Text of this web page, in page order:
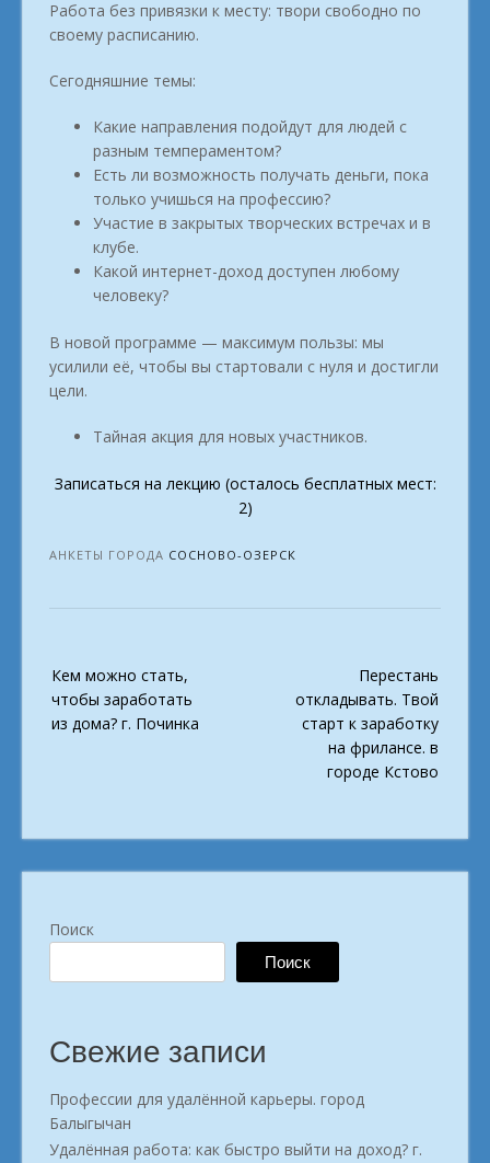
Работа без привязки к месту: твори свободно по
своему расписанию.
Сегодняшние темы:
Какие направления подойдут для людей с
разным темпераментом?
Есть ли возможность получать деньги, пока
только учишься на профессию?
Участие в закрытых творческих встречах и в
клубе.
Какой интернет-доход доступен любому
человеку?
В новой программе — максимум пользы: мы
усилили её, чтобы вы стартовали с нуля и достигли
цели.
Тайная акция для новых участников.
Записаться на лекцию (осталось бесплатных мест:
2)
АНКЕТЫ ГОРОДА СОСНОВО-ОЗЕРСК
navigation
Кем можно стать,
чтобы заработать
из дома? г. Починка
Перестань
откладывать. Твой
старт к заработку
на фрилансе. в
городе Кстово
Поиск
Поиск
Свежие записи
Профессии для удалённой карьеры. город
Балыгычан
Удалённая работа: как быстро выйти на доход? г.